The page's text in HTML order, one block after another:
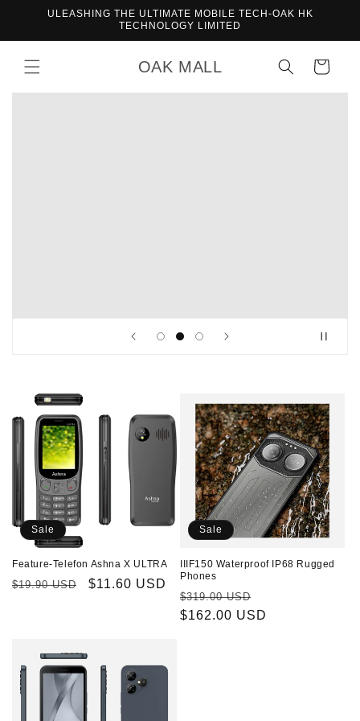
zumULEASHING THE ULTIMATE MOBILE TECH-OAK HK
TECHNOLOGY LIMITED
OAK MALL Warenkorb
Sale
Feature-Telefon Ashna X ULTRA
Normaler
$19.90 USD Verkaufspreis
$11.60 USD
Sale
IIIF150 Waterproof IP68 Rugged
Phones
Normaler
Preis
$319.00 USD
$162.00 USD